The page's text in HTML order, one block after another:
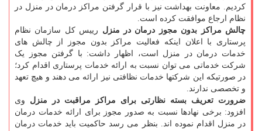
کردیم. معاونت بهداشت نیز با قرار گرفتن مراکز درمان در منزل در
نظام ارجاع موافقت کرده است.
چالش مراکز بدون مجوز درمان در منزل رییس کل سازمان نظام
پرستاری با اعلان اینکه فعالیت مراکز بدون مجوز از چالش های
خدمات درمان در منزل است، اظهار داشت: با گرفتن مجوز یک
شرکت خدماتی می توان نسبت به ارائه خدمات پرستاری اقدام کرد؛
در صورتیکه این شرکتها خدمات نظافتی نیز ارائه می دهند و هیچ تعهد
و تخصصی ندارند.
ضرورت تعریف بسته نظارتی برای مراکز مراقبت در منزل وی
افزود: برخی نهادها نسبت به صدور مجوز برای ارائه خدمات درمان
در منزل اقدام نموده اند. بنظر می رسد حاکمیت باید خدمات درمان